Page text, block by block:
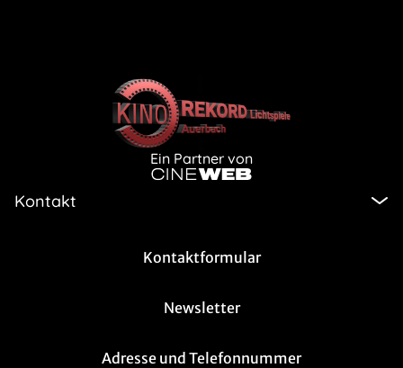
Ein Partner von
Kontakt
Kontaktformular
Newsletter
Adresse und Telefonnummer